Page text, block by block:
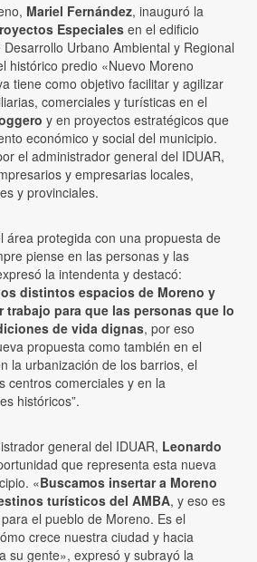
Mariel Fernández, inauguró la
Especiales en el edificio
Urbano Ambiental y Regional
histórico predio «Nuevo Moreno
tiene como objetivo facilitar y agilizar
comerciales y turísticas en el
y en proyectos estratégicos que
económico y social del municipio.
el administrador general del IDUAR,
y empresarias locales,
y provinciales.
área protegida con una propuesta de
piense en las personas y las
la intendenta y destacó:
distintos espacios de Moreno y
trabajo para que las personas que lo
de vida dignas, por eso
propuesta como también en el
la urbanización de los barrios, el
centros comerciales y en la
históricos”.
general del IDUAR, Leonardo
que representa esta nueva
«Buscamos insertar a Moreno
turísticos del AMBA, y eso es
el pueblo de Moreno. Es el
crece nuestra ciudad y hacia
su gente», expresó y subrayó la